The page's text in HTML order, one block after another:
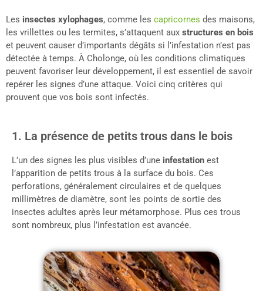
Les insectes xylophages, comme les capricornes des maisons,
les vrillettes ou les termites, s’attaquent aux structures en bois
et peuvent causer d’importants dégâts si l’infestation n’est pas
détectée à temps. À Cholonge, où les conditions climatiques
peuvent favoriser leur développement, il est essentiel de savoir
repérer les signes d’une attaque. Voici cinq critères qui
prouvent que vos bois sont infectés.
1. La présence de petits trous dans le bois
L’un des signes les plus visibles d’une infestation est
l’apparition de petits trous à la surface du bois. Ces
perforations, généralement circulaires et de quelques
millimètres de diamètre, sont les points de sortie des
insectes adultes après leur métamorphose. Plus ces trous
sont nombreux, plus l’infestation est avancée.